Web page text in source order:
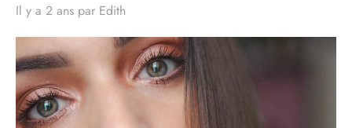
Il y a 2 ans par Edith